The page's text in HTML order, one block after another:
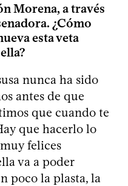
Morena, a través
¿Cómo
esta veta
nunca ha sido
antes de que
que cuando te
que hacerlo lo
felices
va a poder
poco la plasta, la